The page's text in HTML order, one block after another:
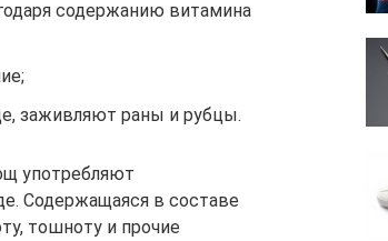
содержанию витамина
заживляют раны и рубцы.
употребляют
Содержащаяся в составе
тошноту и прочие